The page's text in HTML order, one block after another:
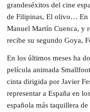
grandeséxitos del cine
de Filipinas, El olivo… En
Manuel Martín Cuenca, y
recibe su segundo Goya,
En los últimos meses ha
película animada
cinta dirigida por Javier
representar a España en
española más taquillera